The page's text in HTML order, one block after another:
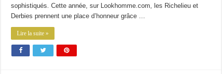
sophistiqués. Cette année, sur Lookhomme.com, les Richelieu et
Derbies prennent une place d’honneur grâce …
Lire la suite »